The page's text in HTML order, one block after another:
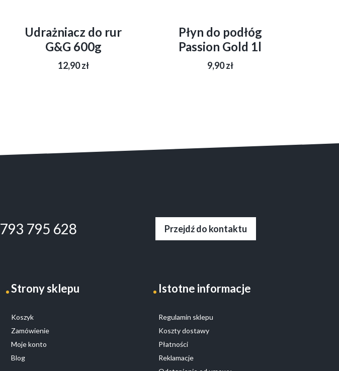
Udrażniacz do rur
G&G 600g
12,90zł
Płyn do podłóg
Passion Gold 1l
9,90zł
793 795 628 Przejdź do kontaktu
Strony sklepu
Koszyk
Zamówienie
Moje konto
Blog
Istotne informacje
Regulamin sklepu
Koszty dostawy
Płatności
Reklamacje